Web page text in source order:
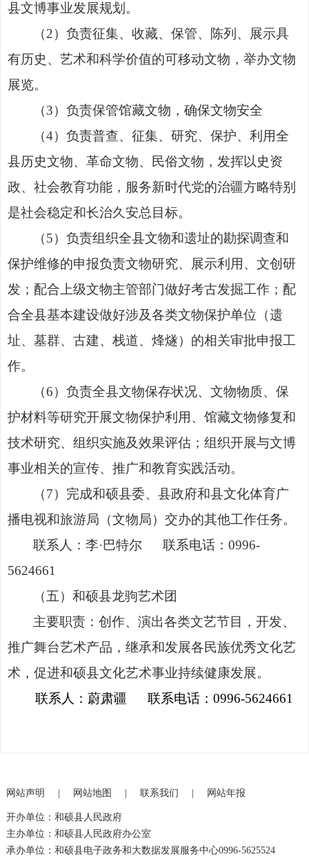
县文博事业发展规划。
（2）负责征集、收藏、保管、陈列、展示具
有历史、艺术和科学价值的可移动文物，举办文物
展览。
（3）负责保管馆藏文物，确保文物安全
（4）负责普查、征集、研究、保护、利用全
县历史文物、革命文物、民俗文物，发挥以史资
政、社会教育功能，服务新时代党的治疆方略特别
是社会稳定和长治久安总目标。
（5）负责组织全县文物和遗址的勘探调查和
保护维修的申报负责文物研究、展示利用、文创研
发；配合上级文物主管部门做好考古发掘工作；配
合全县基本建设做好涉及各类文物保护单位（遗
址、墓群、古建、栈道、烽燧）的相关审批申报工
作。
（6）负责全县文物保存状况、文物物质、保
护材料等研究开展文物保护利用、馆藏文物修复和
技术研究、组织实施及效果评估；组织开展与文博
事业相关的宣传、推广和教育实践活动。
（7）完成和硕县委、县政府和县文化体育广
播电视和旅游局（文物局）交办的其他工作任务。
联系人：李·巴特尔 联系电话：0996-
5624661
（五）和硕县龙驹艺术团
主要职责 ：创作、演出各类文艺节目，开发、
推广舞台艺术产品，继承和发展各民族优秀文化艺
术，促进和硕县文化艺术事业持续健康发展。
联系人： 蔚肃疆 联系电话： 0996-5624661
网站声明 网站地图 联系我们 网站年报
开办单位：和硕县人民政府
主办单位：和硕县人民政府办公室
承办单位：和硕县电子政务和大数据发展服务中心0996-5625524